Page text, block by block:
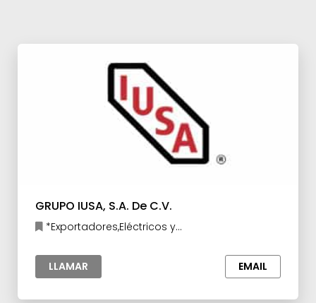
GRUPO IUSA, S.A. De C.V.
*Exportadores,Eléctricos y
Industria,Industria de la
Construcción,Maquinaria y Equipo
LLAMAR EMAIL